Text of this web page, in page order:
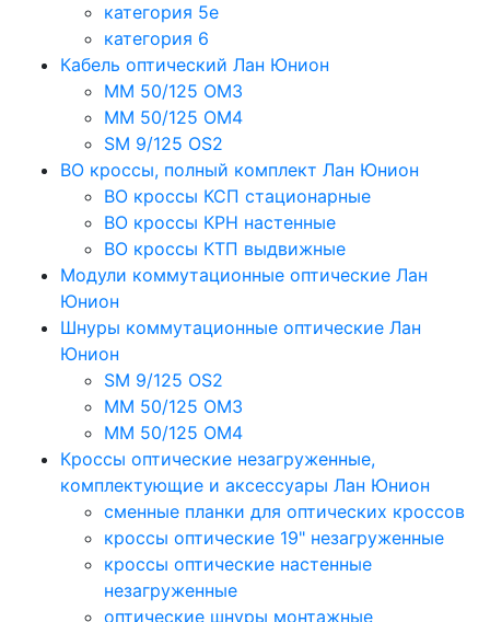
категория 5e
категория 6
Кабель оптический Лан Юнион
MM 50/125 OM3
MM 50/125 OM4
SM 9/125 OS2
ВО кроссы, полный комплект Лан Юнион
ВО кроссы КСП стационарные
ВО кроссы КРН настенные
ВО кроссы КТП выдвижные
Модули коммутационные оптические Лан
Юнион
Шнуры коммутационные оптические Лан
Юнион
SM 9/125 OS2
MM 50/125 OM3
MM 50/125 OM4
Кроссы оптические незагруженные,
комплектующие и аксессуары Лан Юнион
сменные планки для оптических кроссов
кроссы оптические 19" незагруженные
кроссы оптические настенные
незагруженные
оптические шнуры монтажные